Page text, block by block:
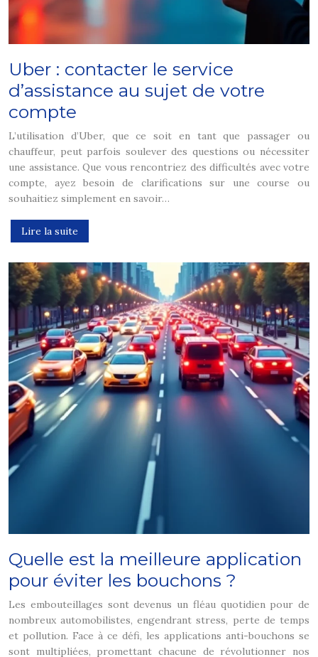
Uber : contacter le service
d’assistance au sujet de votre
compte
L’utilisation d’Uber, que ce soit en tant que passager ou
chauffeur, peut parfois soulever des questions ou nécessiter
une assistance. Que vous rencontriez des difficultés avec votre
compte, ayez besoin de clarifications sur une course ou
souhaitiez simplement en savoir…
Lire la suite
Quelle est la meilleure application
pour éviter les bouchons ?
Les embouteillages sont devenus un fléau quotidien pour de
nombreux automobilistes, engendrant stress, perte de temps
et pollution. Face à ce défi, les applications anti-bouchons se
sont multipliées, promettant chacune de révolutionner nos